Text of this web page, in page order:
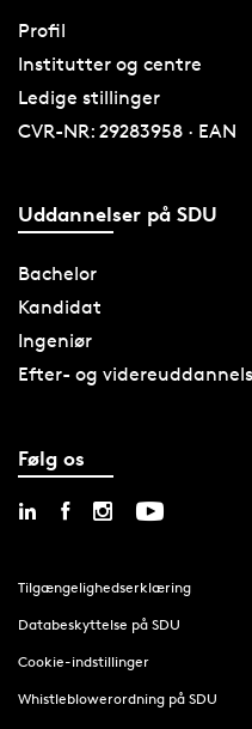
Profil
Institutter og centre
Ledige stillinger
CVR-NR: 29283958 · EAN
Uddannelser på SDU
Bachelor
Kandidat
Ingeniør
Efter- og
Følg os
Tilgængelighedserklæring
Databeskyttelse på SDU
Cookie-indstillinger
Whistleblowerordning på SDU